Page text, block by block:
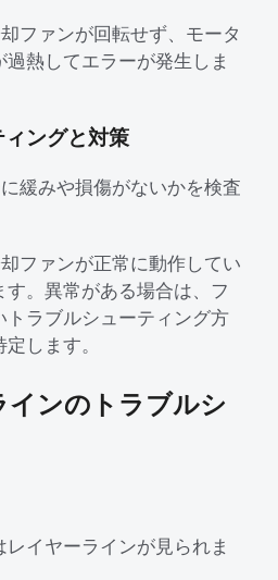
ファンが回転せず、モータ
熱してエラーが発生しま
ングと対策
緩みや損傷がないかを検査
ファンが正常に動作してい
。異常がある場合は、フ
トラブルシューティング方
します。
インのトラブルシ
イヤーラインが見られま